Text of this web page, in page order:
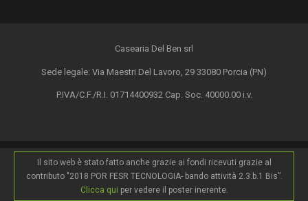
Casearia Del Ben srl
Sede legale: Via Maestri Del Lavoro, 29 33080 Porcia (PN)
P.IVA/C.F./R.I. 01714400932 Cap. Soc. 40000.00 i.v.
Il sito web è stato fatto anche grazie ai fondi ricevuti grazie al
contributo "2018 POR FESR TECNOLOGIA- bando attività 2.3.b.1 Bis”.
Clicca qui per vedere il poster inerente.